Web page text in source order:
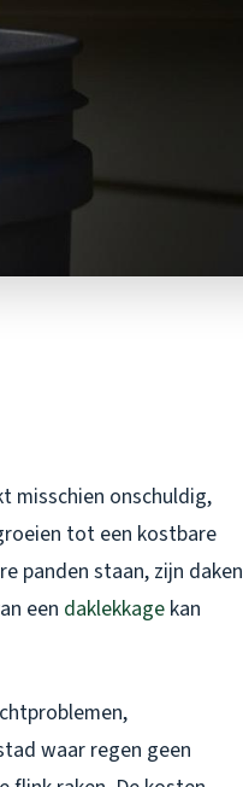
misschien onschuldig,
tot een kostbare
panden staan, zijn daken
een daklekkage kan
waar regen geen